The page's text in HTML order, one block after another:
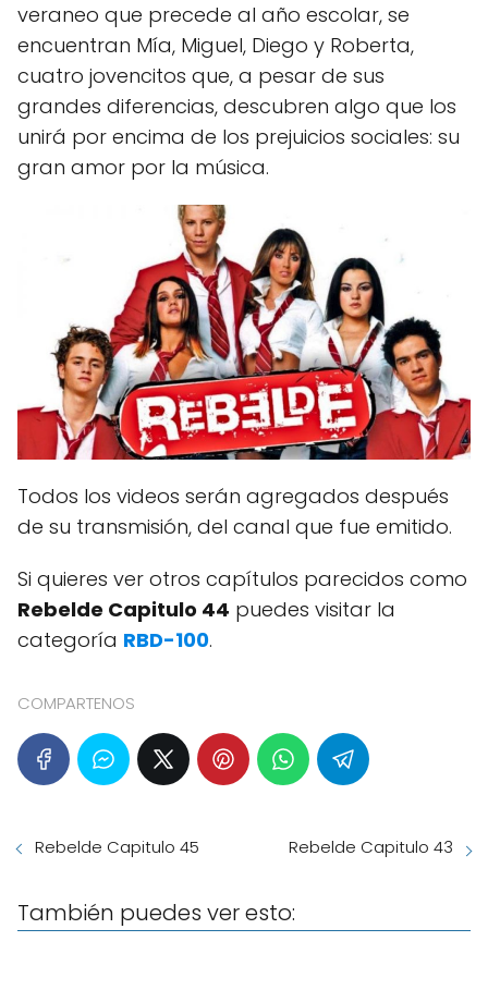
veraneo que precede al año escolar, se
encuentran Mía, Miguel, Diego y Roberta,
cuatro jovencitos que, a pesar de sus
grandes diferencias, descubren algo que los
unirá por encima de los prejuicios sociales: su
gran amor por la música.
Todos los videos serán agregados después
de su transmisión, del canal que fue emitido.
Si quieres ver otros capítulos parecidos como
Rebelde Capitulo 44 puedes visitar la
categoría RBD-100.
COMPARTENOS
Rebelde Capitulo 45 Rebelde Capitulo 43
También puedes ver esto: